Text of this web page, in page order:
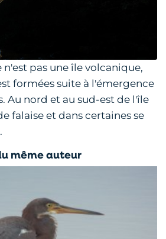
n'est pas une île volcanique,
formées suite à l'émergence
Au nord et au sud-est de l'île
falaise et dans certaines se
même auteur